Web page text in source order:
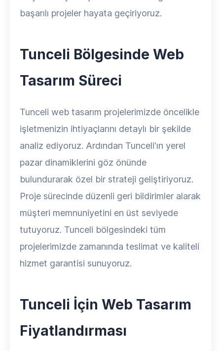
başarılı projeler hayata geçiriyoruz.
Tunceli Bölgesinde Web
Tasarım Süreci
Tunceli web tasarım projelerimizde öncelikle
işletmenizin ihtiyaçlarını detaylı bir şekilde
analiz ediyoruz. Ardından Tunceli'ın yerel
pazar dinamiklerini göz önünde
bulundurarak özel bir strateji geliştiriyoruz.
Proje sürecinde düzenli geri bildirimler alarak
müşteri memnuniyetini en üst seviyede
tutuyoruz. Tunceli bölgesindeki tüm
projelerimizde zamanında teslimat ve kaliteli
hizmet garantisi sunuyoruz.
Tunceli İçin Web Tasarım
Fiyatlandırması